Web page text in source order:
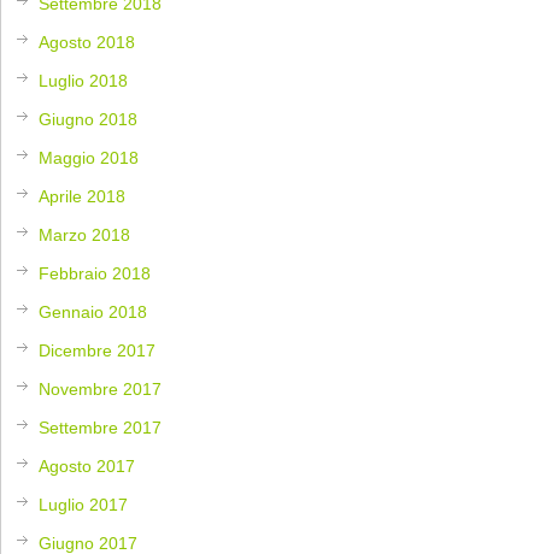
Agosto 2018
Luglio 2018
Giugno 2018
Maggio 2018
Aprile 2018
Marzo 2018
Febbraio 2018
Gennaio 2018
Dicembre 2017
Novembre 2017
Settembre 2017
Agosto 2017
Luglio 2017
Giugno 2017